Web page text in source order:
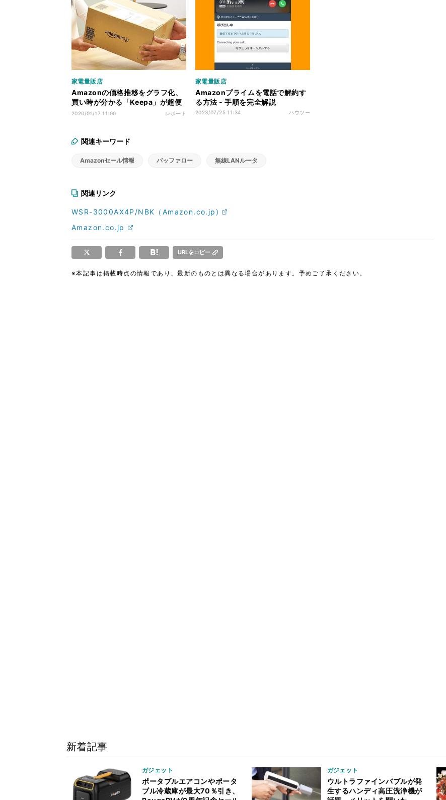
家電量販店
Amazonの価格推移をグラフ化、
買い時が分かる「Keepa」が超便
利！
2020/01/17 11:00 レポート
家電量販店
Amazonプライムを電話で解約す
る方法 - 手順を完全解説
2023/07/25 11:34 ハウツー
関連キーワード
Amazonセール情報 バッファロー 無線LANルータ
関連リンク
WSR-3000AX4P/NBK（Amazon.co.jp)
Amazon.co.jp
URLをコピー
※本記事は掲載時点の情報であり、最新のものとは異なる場合があります。予めご了承ください。
新着記事
ガジェット
ポータブルエアコンやポータ
ブル冷蔵庫が最大70％引き、
ガジェット
ウルトラファインバブルが発
生するハンディ高圧洗浄機が